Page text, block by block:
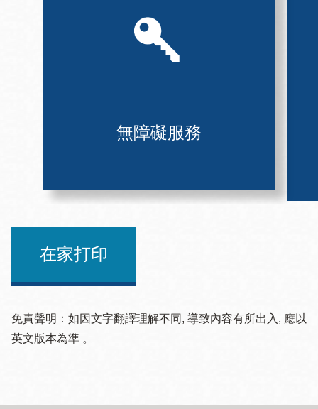
無障礙服務
在家打印
免責聲明：如因文字翻譯理解不同, 導致內容有所出入, 應以
英文版本為準 。